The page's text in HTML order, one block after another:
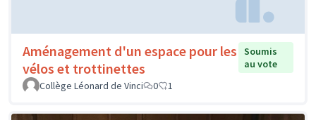
Aménagement d'un espace pour les
vélos et trottinettes
Soumis
au vote
Collège Léonard de Vinci
0 1